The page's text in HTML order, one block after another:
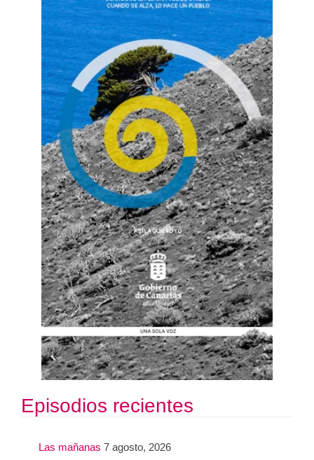
Episodios recientes
Las mañanas 7 agosto, 2026